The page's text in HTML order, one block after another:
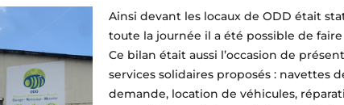
Ainsi devant les locaux de ODD était
toute la journée il a été possible de
Ce bilan était aussi l’occasion de
services solidaires proposés : navettes
demande, location de véhicules,